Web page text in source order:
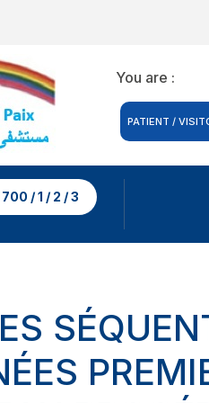
You are :
PATIENT /
/ 1 / 2 / 3